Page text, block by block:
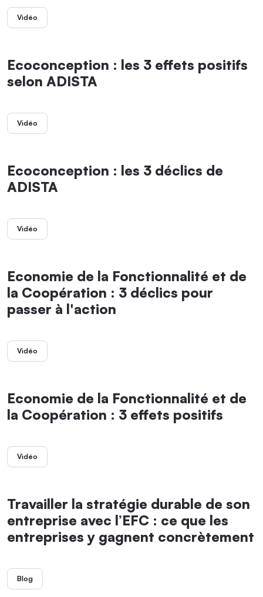
Vidéo
Ecoconception : les 3 effets positifs
selon ADISTA
Vidéo
Ecoconception : les 3 déclics de
ADISTA
Vidéo
Economie de la Fonctionnalité et de
la Coopération : 3 déclics pour
passer à l'action
Vidéo
Economie de la Fonctionnalité et de
la Coopération : 3 effets positifs
Vidéo
Travailler la stratégie durable de son
entreprise avec l’EFC : ce que les
entreprises y gagnent concrètement
Blog